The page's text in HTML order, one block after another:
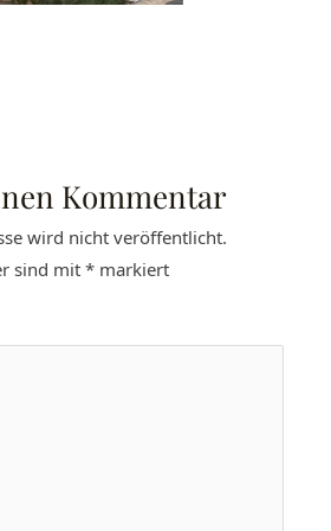
Kommentar
wird nicht veröffentlicht.
sind mit* markiert